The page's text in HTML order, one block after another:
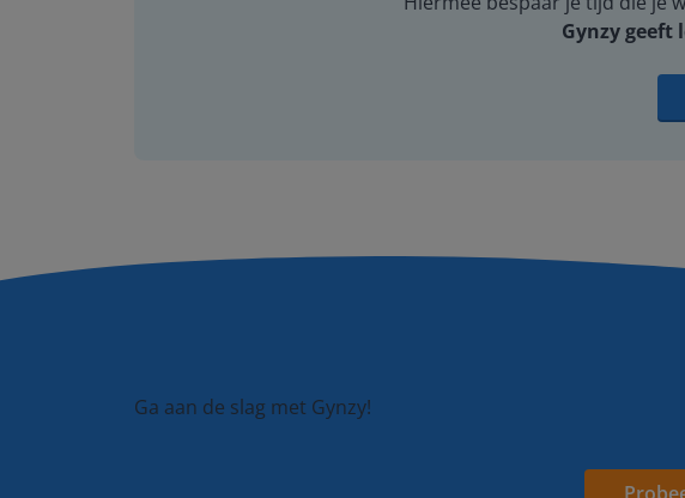
Gynzy geeft
Ga aan de slag met Gynzy!